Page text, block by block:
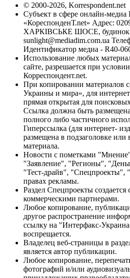
© 2000-2026, Korrespondent.net
Субъект в сфере онлайн-
«КореспонденТ.net» Адрес:
ХАРКІВСЬКЕ ШОСЕ, будинок
sunlight@mediadim.com.ua
Идентификатор медиа - R40-
Использование любых
сайте, разрешается при
Корреспондент.net.
При копировании материалов
Украины и мира», для
прямая открытая для
Ссылка должна быть
полного либо частичного
Гиперссылка (для интернет-
размещена в подзаголовке или
материала.
Новости с пометками
"Заявление", "Регионы",
"Тест-драйв", "Спецпроекты",
правах рекламы.
Раздел Спецпроекты создается
коммерческими партнерами.
Любое копирование,
другое распространение
ссылку на "Интерфакс-
воспрещается.
Владелец веб-страницы в
является автор публикации.
Любое копирование,
фотографий и/или